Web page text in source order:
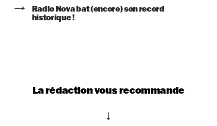
Radio Nova bat (encore) son record
historique !
La rédaction vous recommande